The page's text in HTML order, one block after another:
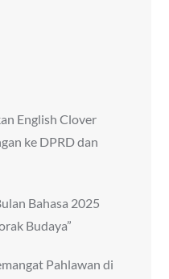
English Clover
ke DPRD dan
Bahasa 2025
Budaya”
Pahlawan di